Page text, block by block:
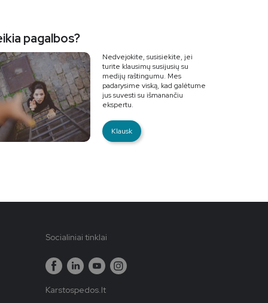
pagalbos?
Nedvejokite, susisiekite, jei
turite klausimų susijusių su
medijų raštingumu. Mes
padarysime viską, kad galėtume
jus suvesti su išmanančiu
ekspertu.
Klausk
Socialiniai tinklai
Karstospedos.lt